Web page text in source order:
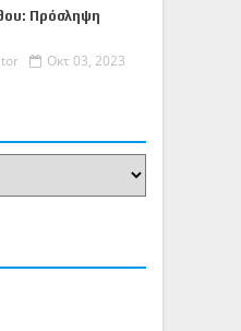
Πρόσληψη
Οκτ 03, 2023